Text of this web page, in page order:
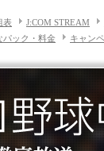
表 J:COM STREAM
パック・料金 キャン